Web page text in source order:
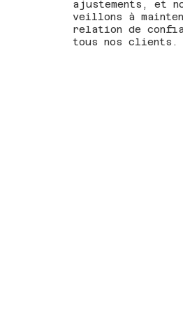
ajustements, et
veillons à
relation de
tous nos clients.